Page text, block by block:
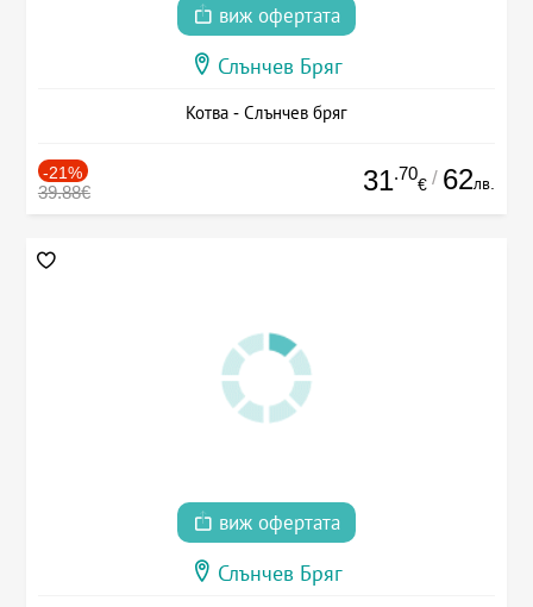
виж офертата
Слънчев Бряг
Котва - Слънчев бряг
-21%
39.88€ 31.70
€ / 62лв.
виж офертата
Слънчев Бряг